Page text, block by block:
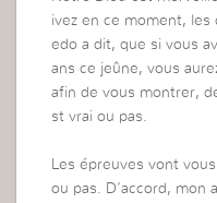
ivez en ce moment, les
edo a dit, que si vous
ans ce jeûne, vous
afin de vous montrer,
st vrai ou pas.
Les épreuves vont
ou pas. D’accord, mon